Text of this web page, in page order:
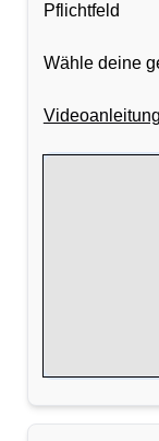
Pflichtfeld
Wähle deine